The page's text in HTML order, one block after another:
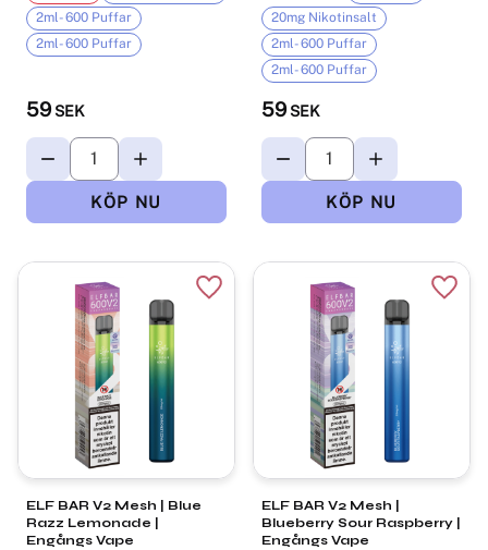
59 SEK
2ml- 600 Puffar
2ml- 600 Puffar
59 SEK
20mg Nikotinsalt
2ml- 600 Puffar
2ml- 600 Puffar
ELF BAR V2 Mesh | Blue
Razz Lemonade |
Engångs Vape
Lägg till i favoriter
ELF BAR V2 Mesh |
Blueberry Sour Raspberry |
Engångs Vape